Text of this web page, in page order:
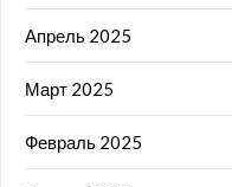
Апрель 2025
Март 2025
Февраль 2025